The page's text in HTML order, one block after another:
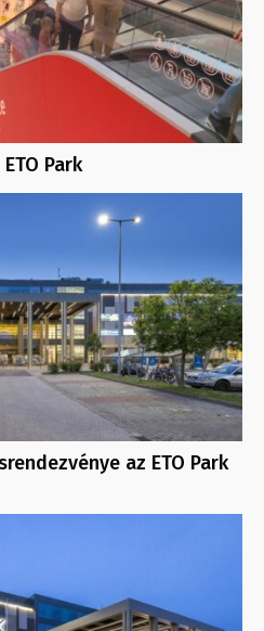
Park
az ETO Park